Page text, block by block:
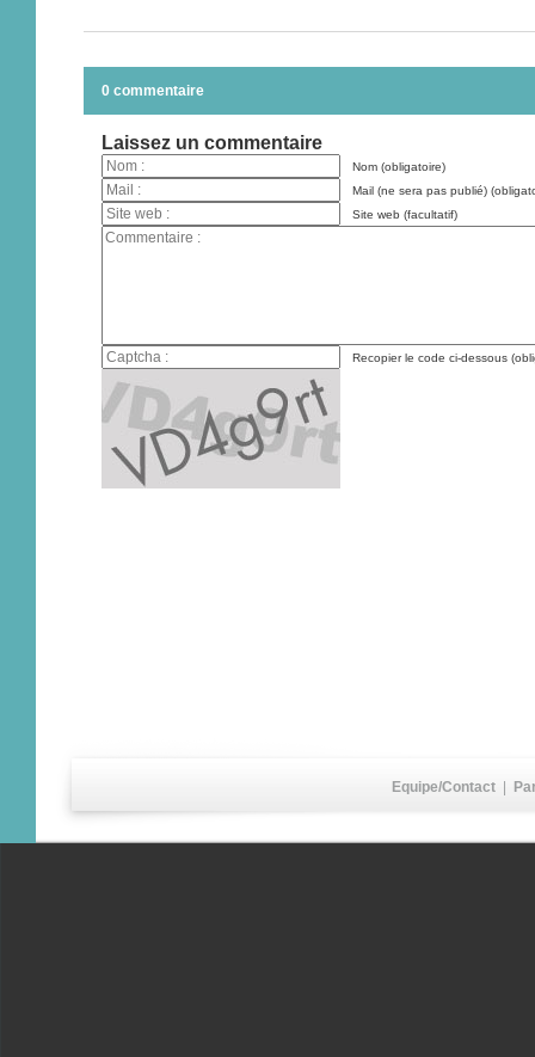
0 commentaire
Laissez un commentaire
Nom (obligatoire)
Mail (ne sera pas publié)
Site web (facultatif)
Recopier le code ci-dessous
Equipe/Contact